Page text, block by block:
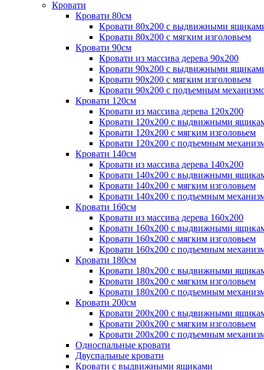
Кровати
Кровати 80см
Кровати 80х200 с выдвижными
Кровати 80х200 с мягким изголовьем
Кровати 90см
Кровати из массива дерева 90х200
Кровати 90х200 с выдвижными
Кровати 90х200 с мягким изголовьем
Кровати 90х200 с подъемным
Кровати 120см
Кровати из массива дерева 120х200
Кровати 120х200 с выдвижными
Кровати 120х200 с мягким изголовьем
Кровати 120х200 с подъемным
Кровати 140см
Кровати из массива дерева 140х200
Кровати 140х200 с выдвижными
Кровати 140х200 с мягким изголовьем
Кровати 140х200 с подъемным
Кровати 160см
Кровати из массива дерева 160х200
Кровати 160х200 с выдвижными
Кровати 160х200 с мягким изголовьем
Кровати 160х200 с подъемным
Кровати 180см
Кровати 180х200 с выдвижными
Кровати 180х200 с мягким изголовьем
Кровати 180х200 с подъемным
Кровати 200см
Кровати 200х200 с выдвижными
Кровати 200х200 с мягким изголовьем
Кровати 200х200 с подъемным
Односпальные кровати
Двуспальные кровати
Кровати с выдвижными ящиками